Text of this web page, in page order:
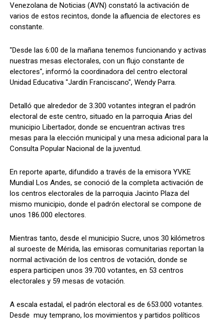
Venezolana de Noticias (AVN) constató la activación de
varios de estos recintos, donde la afluencia de electores es
constante.
"Desde las 6:00 de la mañana tenemos funcionando y activas
nuestras mesas electorales, con un flujo constante de
electores", informó la coordinadora del centro electoral
Unidad Educativa "Jardín Franciscano", Wendy Parra.
Detalló que alrededor de 3.300 votantes integran el padrón
electoral de este centro, situado en la parroquia Arias del
municipio Libertador, donde se encuentran activas tres
mesas para la elección municipal y una mesa adicional para la
Consulta Popular Nacional de la juventud.
En reporte aparte, difundido a través de la emisora YVKE
Mundial Los Andes, se conoció de la completa activación de
los centros electorales de la parroquia Jacinto Plaza del
mismo municipio, donde el padrón electoral se compone de
unos 186.000 electores.
Mientras tanto, desde el municipio Sucre, unos 30 kilómetros
al suroeste de Mérida, las emisoras comunitarias reportan la
normal activación de los centros de votación, donde se
espera participen unos 39.700 votantes, en 53 centros
electorales y 59 mesas de votación.
A escala estadal, el padrón electoral es de 653.000 votantes.
Desde muy temprano, los movimientos y partidos políticos